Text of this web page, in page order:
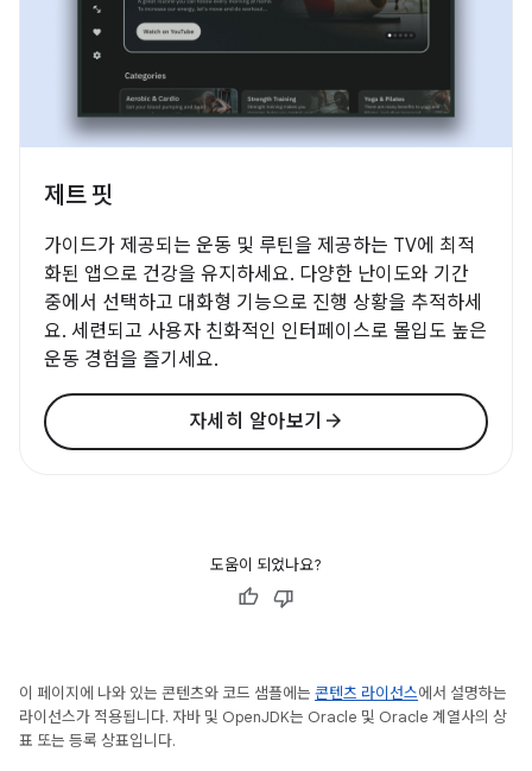
제트 핏
가이드가 제공되는 운동 및 루틴을 제공하는 TV에 최적
화된 앱으로 건강을 유지하세요. 다양한 난이도와 기간
중에서 선택하고 대화형 기능으로 진행 상황을 추적하세
요. 세련되고 사용자 친화적인 인터페이스로 몰입도 높은
운동 경험을 즐기세요.
자세히 알아보기 arrow_forward
도움이 되었나요?
이 페이지에 나와 있는 콘텐츠와 코드 샘플에는 콘텐츠 라이선스에서 설명하는
라이선스가 적용됩니다. 자바 및 OpenJDK는 Oracle 및 Oracle 계열사의 상
표 또는 등록 상표입니다.